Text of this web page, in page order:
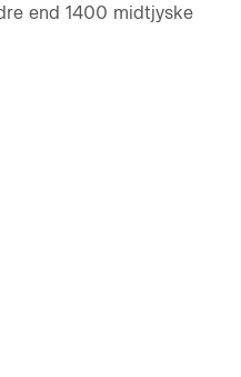
end 1400 midtjyske